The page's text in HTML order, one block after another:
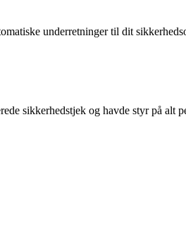
underretninger til dit
sikkerhedstjek og havde styr på alt